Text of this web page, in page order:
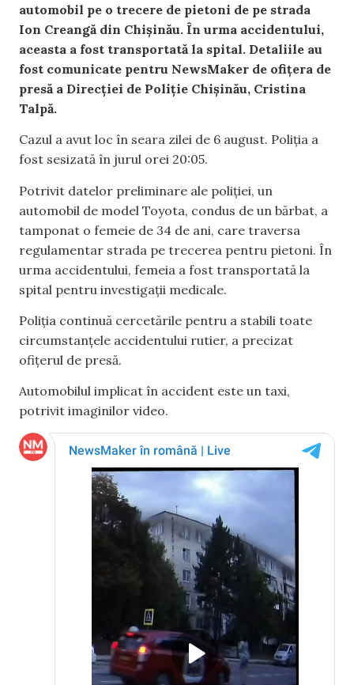
automobil pe o trecere de pietoni de pe strada
Ion Creangă din Chișinău. În urma accidentului,
aceasta a fost transportată la spital. Detaliile au
fost comunicate pentru NewsMaker de ofițera de
presă a Direcției de Poliție Chișinău, Cristina
Talpă.
Cazul a avut loc în seara zilei de 6 august. Poliția a
fost sesizată în jurul orei 20:05.
Potrivit datelor preliminare ale poliției, un
automobil de model Toyota, condus de un bărbat, a
tamponat o femeie de 34 de ani, care traversa
regulamentar strada pe trecerea pentru pietoni. În
urma accidentului, femeia a fost transportată la
spital pentru investigații medicale.
Poliția continuă cercetările pentru a stabili toate
circumstanțele accidentului rutier, a precizat
ofițerul de presă.
Automobilul implicat în accident este un taxi,
potrivit imaginilor video.